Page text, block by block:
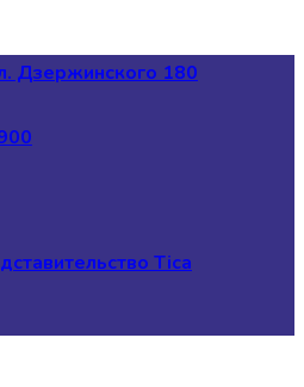
Дзержинского 180
Tica